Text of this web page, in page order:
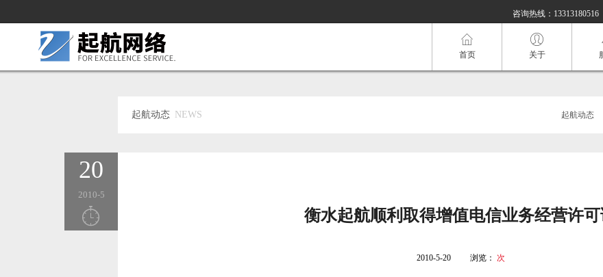
咨询热线：
首页 关于
起航动态
起航动态 NEWS
衡水起航顺利取得增值电信业务经营许
20
2010-5
2010-5-20 浏览： 次